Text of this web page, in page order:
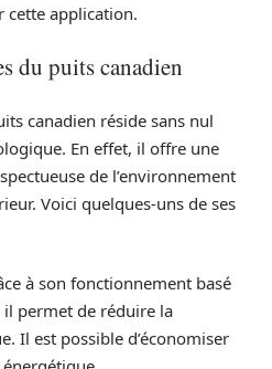
cette application.
du puits canadien
canadien réside sans nul
En effet, il offre une
de l’environnement
Voici quelques-uns de ses
à son fonctionnement basé
permet de réduire la
Il est possible d’économiser